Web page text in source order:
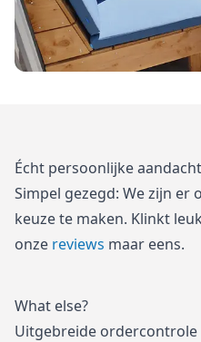
Écht persoonlijke aandacht
Simpel gezegd: We zijn er
keuze te maken. Klinkt
onze reviews maar eens.
What else?
Uitgebreide ordercontrole